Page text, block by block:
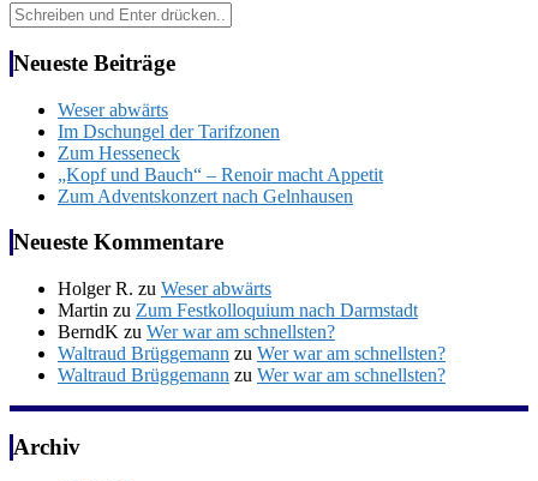
Suchen
nach:
Neueste Beiträge
Weser abwärts
Im Dschungel der Tarifzonen
Zum Hesseneck
„Kopf und Bauch“ – Renoir macht Appetit
Zum Adventskonzert nach Gelnhausen
Neueste Kommentare
Holger R. zu Weser abwärts
Martin zu Zum Festkolloquium nach Darmstadt
BerndK zu Wer war am schnellsten?
Waltraud Brüggemann zu Wer war am schnellsten?
Waltraud Brüggemann zu Wer war am schnellsten?
Archiv